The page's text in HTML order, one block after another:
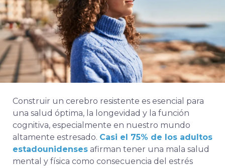
Construir un cerebro resistente es esencial para
una salud óptima, la longevidad y la función
cognitiva, especialmente en nuestro mundo
altamente estresado. Casi el 75% de los adultos
estadounidenses afirman tener una mala salud
mental y física como consecuencia del estrés